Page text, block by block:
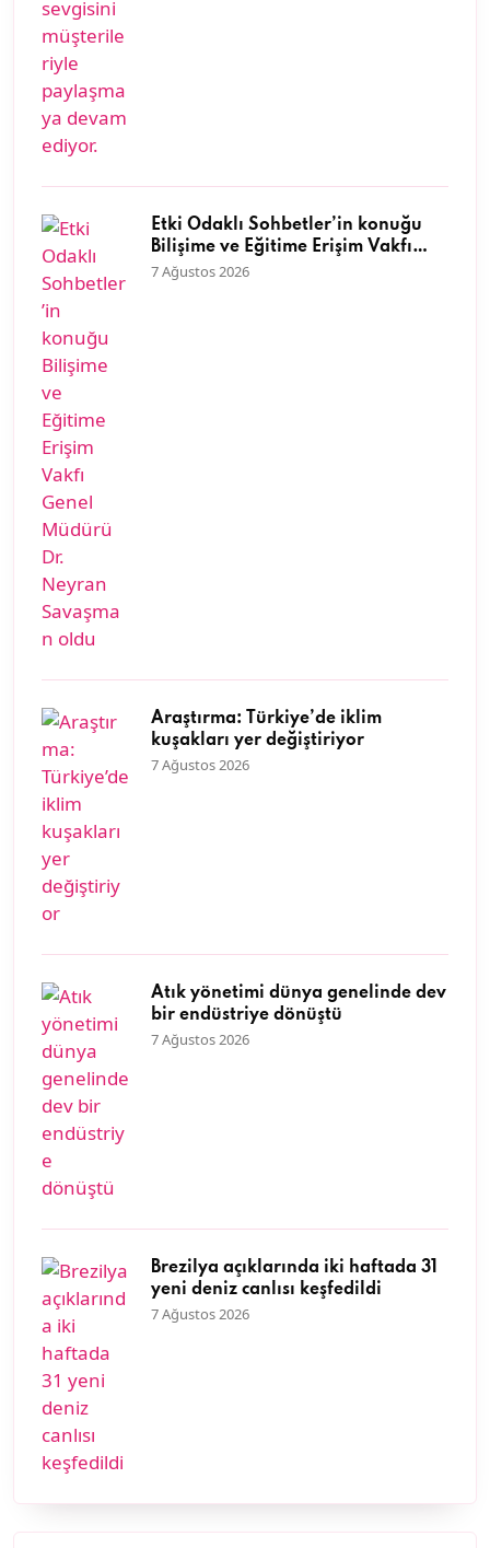
Etki Odaklı Sohbetler’in konuğu
Bilişime ve Eğitime Erişim Vakfı
Genel Müdürü Dr. Neyran
7 Ağustos 2026
Araştırma: Türkiye’de iklim
kuşakları yer değiştiriyor
7 Ağustos 2026
Atık yönetimi dünya genelinde dev
bir endüstriye dönüştü
7 Ağustos 2026
Brezilya açıklarında iki haftada 31
yeni deniz canlısı keşfedildi
7 Ağustos 2026